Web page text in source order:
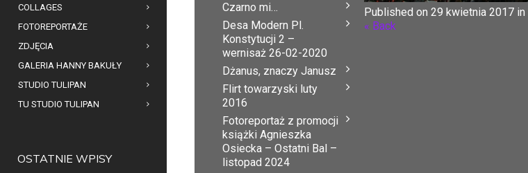
COLLAGES
FOTOREPORTAŻE
ZDJĘCIA
GALERIA HANNY BAKUŁY
STUDIO TULIPAN
TU STUDIO TULIPAN
OSTATNIE WPISY
Published on 29 kwietnia 2017 in
« Back
Czarno mi…
Desa Modern Pl.
Konstytucji 2 –
wernisaż 26-02-2020
Dżanus, znaczy Janusz
Flirt towarzyski luty
2016
Fotoreportaż z promocji
książki Agnieszka
Osiecka – Ostatni Bal –
listopad 2024